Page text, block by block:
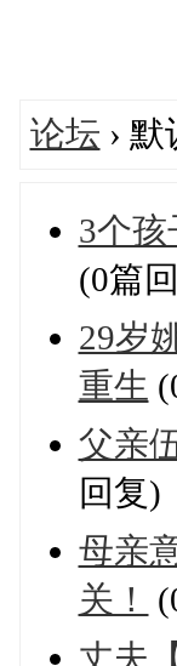
论坛 ›
3个
(0篇
29岁
重生
父亲
回复)
母亲
关！
丈夫